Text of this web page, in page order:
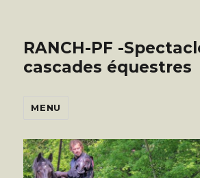
RANCH-PF -
cascades équestres
MENU